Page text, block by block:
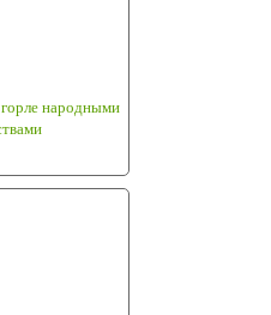
народными